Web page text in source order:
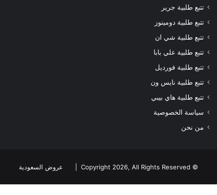
تتبع طلبية جرير
تتبع طلبية دومينوز
تتبع طلبية شي ان
تتبع طلبية علي بابا
تتبع طلبية فورديل
تتبع طلبية نايس ون
تتبع طلبية هاي بيبي
سياسة الخصوصية
من نحن
© Copyright 2026, All Rights Reserved | عروض السعودية